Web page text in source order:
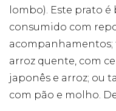
lombo). Este prato
consumido com
arroz quente, com
japonês e arroz; ou
com pão e molho.